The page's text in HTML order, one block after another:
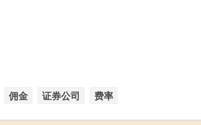
佣金 证券公司 费率